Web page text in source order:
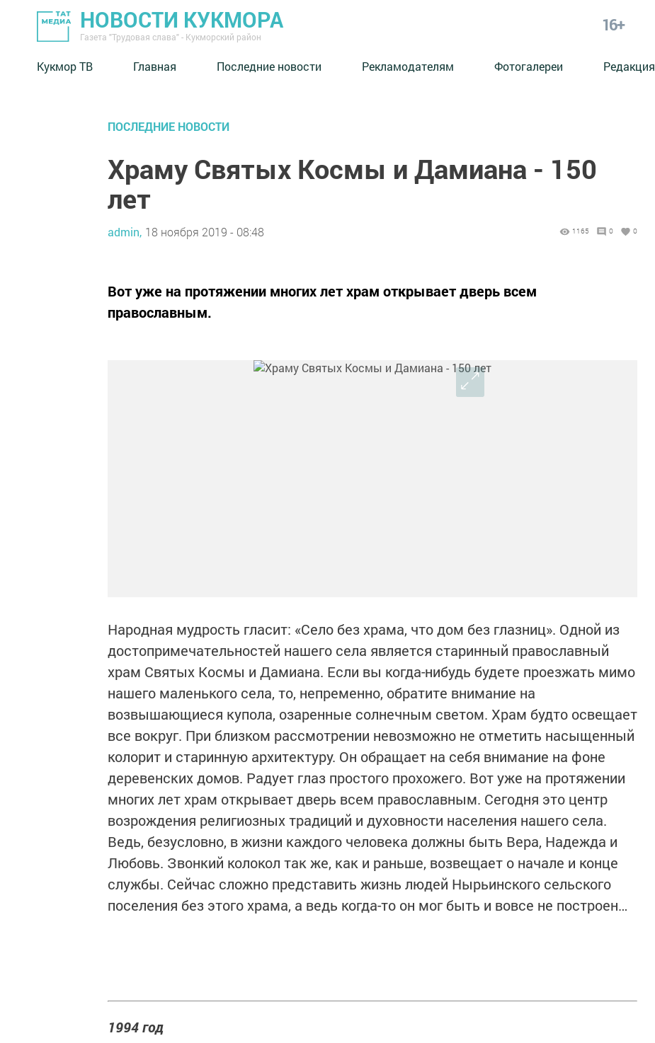
НОВОСТИ КУКМОРА
Газета "Трудовая слава" - Кукморский район
16+
Кукмор ТВ Главная Последние новости Рекламодателям Фотогалереи Редакция
ПОСЛЕДНИЕ НОВОСТИ
Храму Святых Космы и Дамиана - 150
лет
admin, 18 ноября 2019 - 08:48 1165 0 0
Вот уже на протяжении многих лет храм открывает дверь всем
православным.
Народная мудрость гласит: «Село без храма, что дом без глазниц». Одной из
достопримечательностей нашего села является старинный православный
храм Святых Космы и Дамиана. Если вы когда-нибудь будете проезжать мимо
нашего маленького села, то, непременно, обратите внимание на
возвышающиеся купола, озаренные солнечным светом. Храм будто освещает
все вокруг. При близком рассмотрении невозможно не отметить насыщенный
колорит и старинную архитектуру. Он обращает на себя внимание на фоне
деревенских домов. Радует глаз простого прохожего. Вот уже на протяжении
многих лет храм открывает дверь всем православным. Сегодня это центр
возрождения религиозных традиций и духовности населения нашего села.
Ведь, безусловно, в жизни каждого человека должны быть Вера, Надежда и
Любовь. Звонкий колокол так же, как и раньше, возвещает о начале и конце
службы. Сейчас сложно представить жизнь людей Нырьинского сельского
поселения без этого храма, а ведь когда-то он мог быть и вовсе не построен…
1994 год